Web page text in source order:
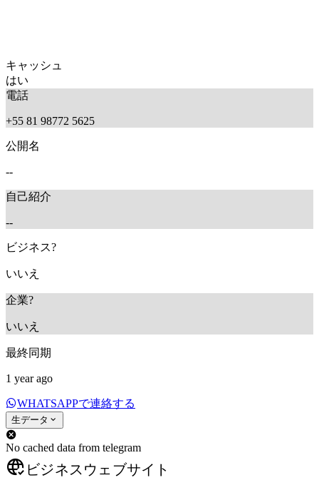
キャッシュ
はい
電話
+55 81 98772 5625
公開名
--
自己紹介
--
ビジネス?
いいえ
企業?
いいえ
最終同期
1 year ago
WHATSAPPで連絡する
生データ
No cached data from telegram
ビジネスウェブサイト